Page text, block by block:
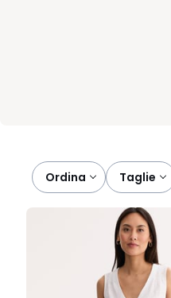
Ordina taglie